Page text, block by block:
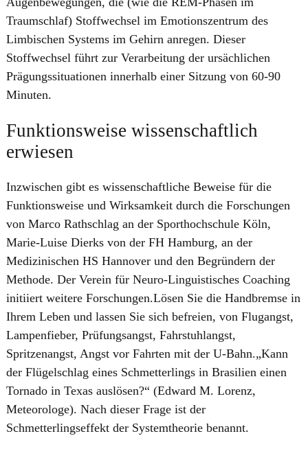
Traumschlaf) Stoffwechsel im Emotionszentrum des
Limbischen Systems im Gehirn anregen. Dieser
Stoffwechsel führt zur Verarbeitung der ursächlichen
Prägungssituationen innerhalb einer Sitzung von 60-90
Minuten.
Funktionsweise wissenschaftlich
erwiesen
Inzwischen gibt es wissenschaftliche Beweise für die
Funktionsweise und Wirksamkeit durch die Forschungen
von Marco Rathschlag an der Sporthochschule Köln,
Marie-Luise Dierks von der FH Hamburg, an der
Medizinischen HS Hannover und den Begründern der
Methode. Der Verein für Neuro-Linguistisches Coaching
initiiert weitere Forschungen.Lösen Sie die Handbremse in
Ihrem Leben und lassen Sie sich befreien, von Flugangst,
Lampenfieber, Prüfungsangst, Fahrstuhlangst,
Spritzenangst, Angst vor Fahrten mit der U‑Bahn.„Kann
der Flügelschlag eines Schmetterlings in Brasilien einen
Tornado in Texas auslösen?“ (Edward M. Lorenz,
Meteorologe). Nach dieser Frage ist der
Schmetterlingseffekt der Systemtheorie benannt.